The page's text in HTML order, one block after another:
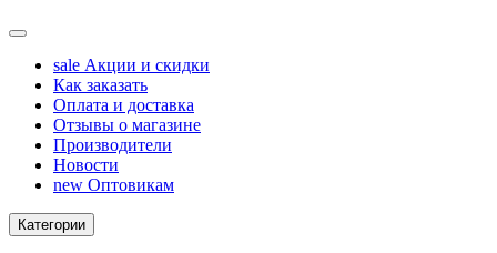
sale Акции и скидки
Как заказать
Оплата и доставка
Отзывы о магазине
Производители
Новости
new Оптовикам
Категории